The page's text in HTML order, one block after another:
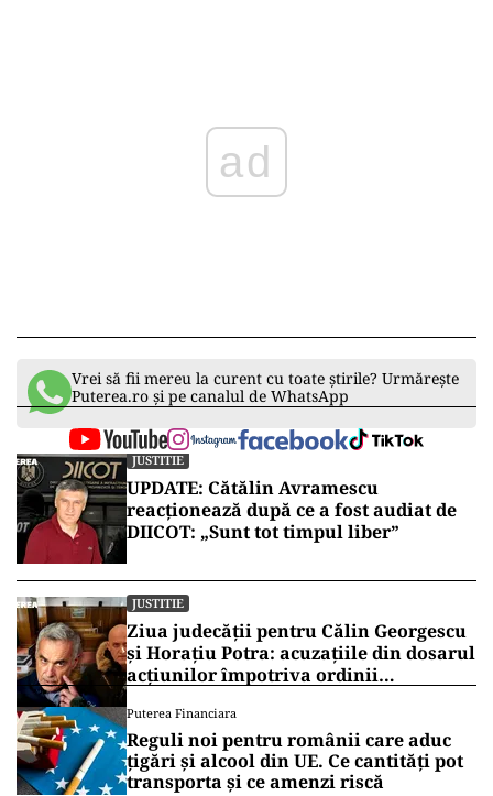
ad
Vrei să fii mereu la curent cu toate știrile? Urmărește
Puterea.ro și pe canalul de WhatsApp
JUSTITIE
UPDATE: Cătălin Avramescu
reacționează după ce a fost audiat de
DIICOT: „Sunt tot timpul liber”
JUSTITIE
Ziua judecății pentru Călin Georgescu
și Horațiu Potra: acuzațiile din dosarul
acțiunilor împotriva ordinii
de la Înalta Curte
Puterea Financiara
Reguli noi pentru românii care aduc
țigări și alcool din UE. Ce cantități pot
transporta și ce amenzi riscă